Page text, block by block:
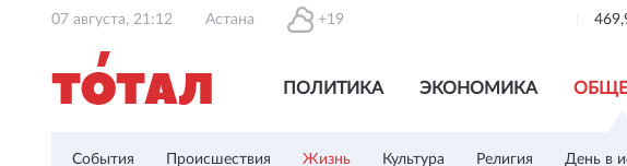
07 августа, 21:12 Астана +19
ПОЛИТИКА ЭКОНОМИКА
События Происшествия Жизнь Культура Религия День в